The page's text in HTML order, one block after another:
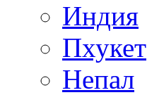
Индия
Пхукет
Непал